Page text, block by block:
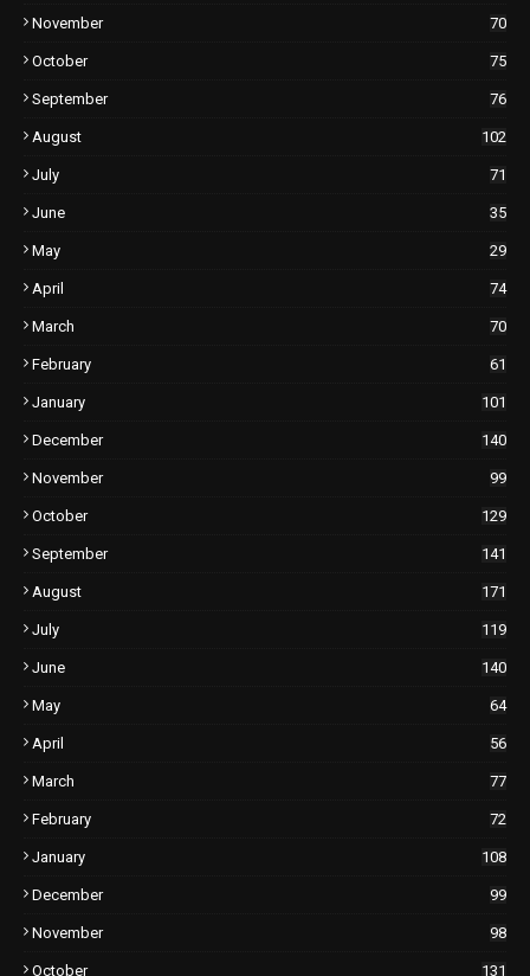
November 70
October 75
September 76
August 102
July 71
June 35
May 29
April 74
March 70
February 61
January 101
December 140
November 99
October 129
September 141
August 171
July 119
June 140
May 64
April 56
March 77
February 72
January 108
December 99
November 98
October 131